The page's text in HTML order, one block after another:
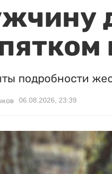
подробности
06.08.2026, 23:39